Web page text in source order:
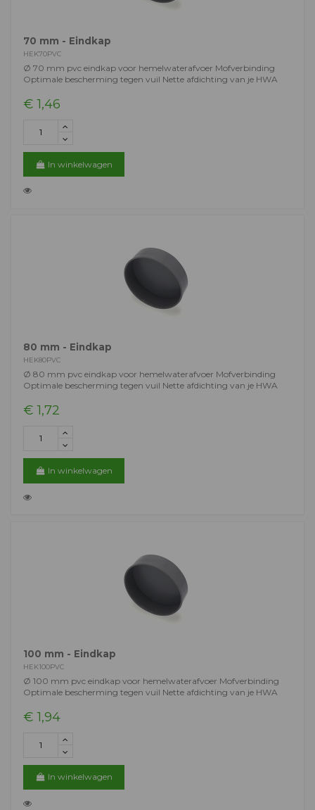
70 mm - Eindkap
HEK70PVC
Ø 70 mm pvc eindkap voor hemelwaterafvoer Mofverbinding
Optimale bescherming tegen vuil Nette afdichting van je HWA
€ 1,46
In winkelwagen
80 mm - Eindkap
HEK80PVC
Ø 80 mm pvc eindkap voor hemelwaterafvoer Mofverbinding
Optimale bescherming tegen vuil Nette afdichting van je HWA
€ 1,72
In winkelwagen
100 mm - Eindkap
HEK100PVC
Ø 100 mm pvc eindkap voor hemelwaterafvoer Mofverbinding
Optimale bescherming tegen vuil Nette afdichting van je HWA
€ 1,94
In winkelwagen